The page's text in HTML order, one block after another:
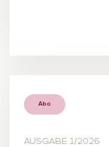
Abo
AUSGABE 1/2026